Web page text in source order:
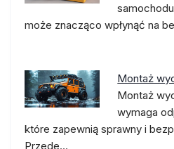
może znacząco wpłynąć na
Montaż
Montaż
wymaga
które zapewnią sprawny i
Przede…